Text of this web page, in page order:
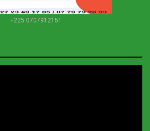
+225 0707912151